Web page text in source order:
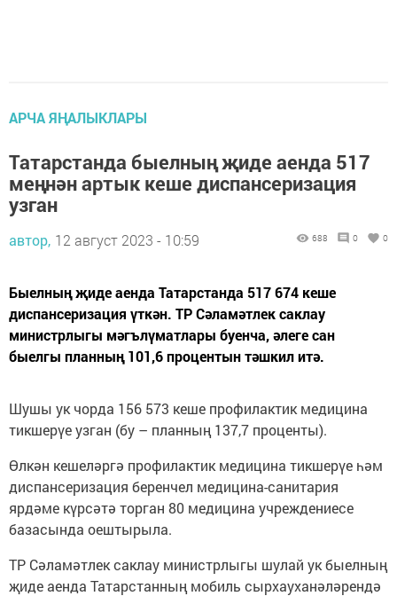
АРЧА ЯҢАЛЫКЛАРЫ
Татарстанда быелның җиде аенда 517
меңнән артык кеше диспансеризация
узган
автор, 12 август 2023 - 10:59 688 0 0
Быелның җиде аенда Татарстанда 517 674 кеше
диспансеризация үткән. ТР Сәламәтлек саклау
министрлыгы мәгълүматлары буенча, әлеге сан
быелгы планның 101,6 процентын тәшкил итә.
Шушы ук чорда 156 573 кеше профилактик медицина
тикшерүе узган (бу – планның 137,7 проценты).
Өлкән кешеләргә профилактик медицина тикшерүе һәм
диспансеризация беренчел медицина-санитария
ярдәме күрсәтә торган 80 медицина учреждениесе
базасында оештырыла.
ТР Сәламәтлек саклау министрлыгы шулай ук быелның
җиде аенда Татарстанның мобиль сырхауханәләрендә